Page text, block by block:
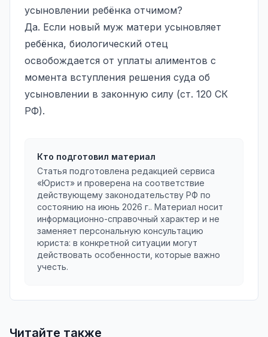
усыновлении ребёнка отчимом?
Да. Если новый муж матери усыновляет
ребёнка, биологический отец
освобождается от уплаты алиментов с
момента вступления решения суда об
усыновлении в законную силу (ст. 120 СК
РФ).
Кто подготовил материал
Статья подготовлена редакцией сервиса
«Юрист» и проверена на соответствие
действующему законодательству РФ по
состоянию на июнь 2026 г.. Материал носит
информационно-справочный характер и не
заменяет персональную консультацию
юриста: в конкретной ситуации могут
действовать особенности, которые важно
учесть.
Читайте также